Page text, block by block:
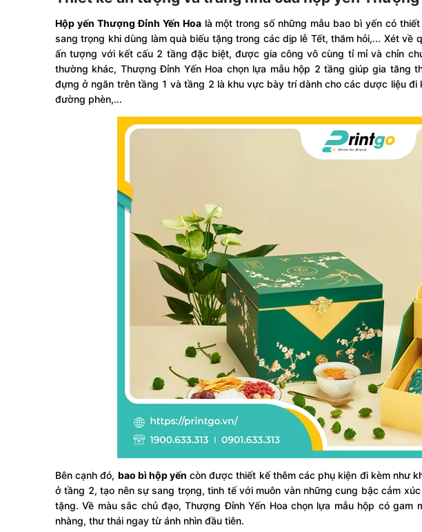
Hộp yến Thượng Đỉnh Yến Hoalà một trong số những mẫu bao bì yến có
sang trọng khi dùng làm quà biếu tặng trong các dịp lễ Tết, thăm hỏi,... Xét về
ấn tượng với kết cấu 2 tầng đặc biệt, được gia công vô cùng tỉ mỉ và chỉn
thường khác, Thượng Đỉnh Yến Hoa chọn lựa mẫu hộp 2 tầng giúp gia tăng
đựng ở ngăn trên tầng 1 và tầng 2 là khu vực bày trí dành cho các dược liệu đi
đường phèn,...
Bên cạnh đó, bao bì hộp yến còn được thiết kế thêm các phụ kiện đi kèm như
ở tầng 2, tạo nên sự sang trọng, tinh tế với muôn vàn những cung bậc cảm
tặng. Về màu sắc chủ đạo, Thượng Đỉnh Yến Hoa chọn lựa mẫu hộp có
nhàng, thư thái ngay từ ánh nhìn đầu tiên.